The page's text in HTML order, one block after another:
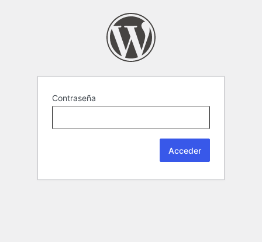
Contraseña